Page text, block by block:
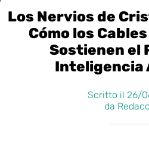
Los Nervios de
Cómo los
Sostienen el
Scritto il 26/
da